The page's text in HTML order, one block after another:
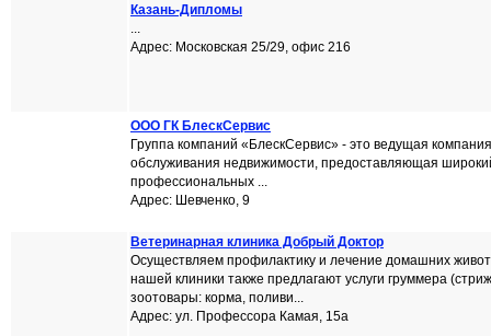
Казань-Дипломы
...
Адрес: Московская 25/29, офис 216
ООО ГК БлескСервис
Группа компаний «БлескСервис» - это ведущая
обслуживания недвижимости, предоставляющая
профессиональных ...
Адрес: Шевченко, 9
Ветеринарная клиника Добрый Доктор
Осуществляем профилактику и лечение домашних
нашей клиники также предлагают услуги груммера
зоотовары: корма, поливи...
Адрес: ул. Профессора Камая, 15а